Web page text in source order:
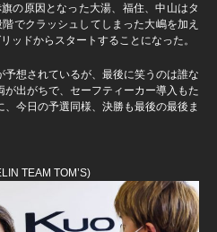
の原因となった大湯、福住、中山はタ
でクラッシュしてしまった大嶋を加え
ッドからスタートすることになった。
想されているが、最後に笑うのは誰な
出がちで、セーフティーカー導入もた
今日の予選同様、決勝も最後の最後ま
TEAM TOM’S)